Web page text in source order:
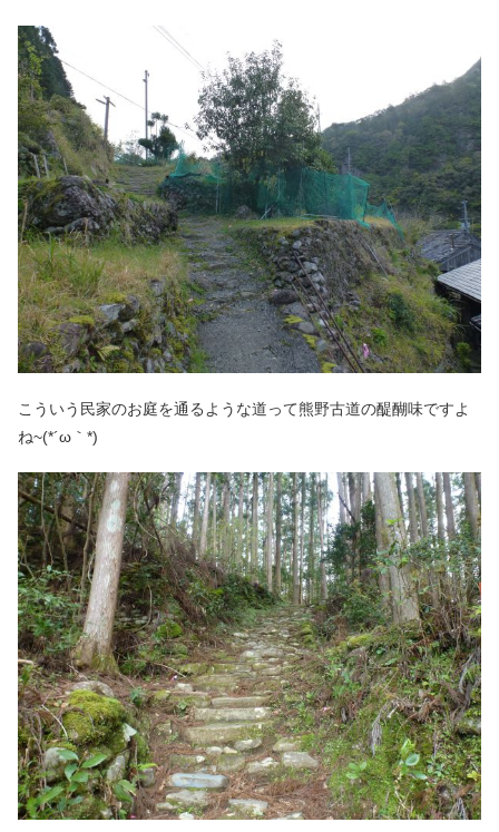
こういう民家のお庭を通るような道って熊野古道の醍醐味ですよ
ね~(*´ω｀*)